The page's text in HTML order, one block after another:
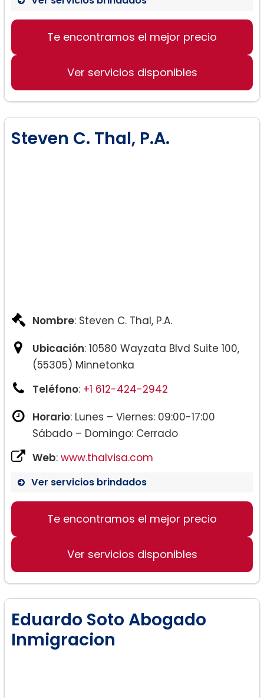
Te encontramos el mejor precio
Ver servicios disponibles
Steven C. Thal, P.A.
Nombre: Steven C. Thal, P.A.
Ubicación: 10580 Wayzata Blvd Suite 100,
(55305) Minnetonka
Teléfono: +1 612-424-2942
Horario: Lunes – Viernes: 09:00-17:00
Sábado – Domingo: Cerrado
Web: www.thalvisa.com
Ver servicios brindados
Te encontramos el mejor precio
Ver servicios disponibles
Eduardo Soto Abogado
Inmigracion